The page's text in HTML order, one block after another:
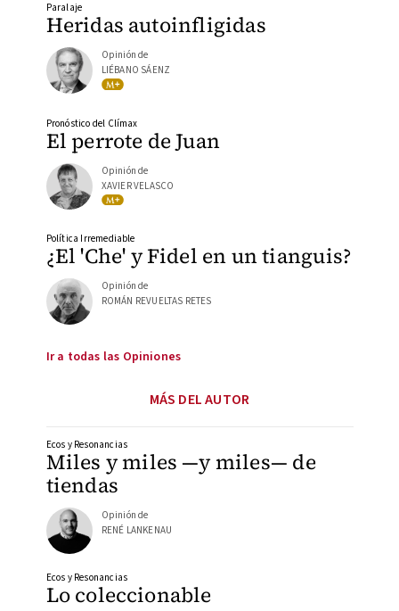
Heridas autoinfligidas
Paralaje
Opinión de
LIÉBANO SÁENZ
El perrote de Juan
Pronóstico del Clímax
Opinión de
XAVIER VELASCO
¿El 'Che' y Fidel en un tianguis?
Política Irremediable
Opinión de
ROMÁN REVUELTAS RETES
Ir a todas las Opiniones
MÁS DEL AUTOR
Miles y miles —y miles— de
tiendas
Ecos y Resonancias
Opinión de
RENÉ LANKENAU
Lo coleccionable
Ecos y Resonancias